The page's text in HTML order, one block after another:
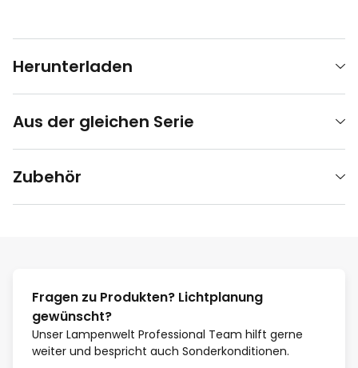
Herunterladen
Aus der gleichen Serie
Zubehör
Fragen zu Produkten? Lichtplanung
gewünscht?
Unser Lampenwelt Professional Team hilft gerne
weiter und bespricht auch Sonderkonditionen.